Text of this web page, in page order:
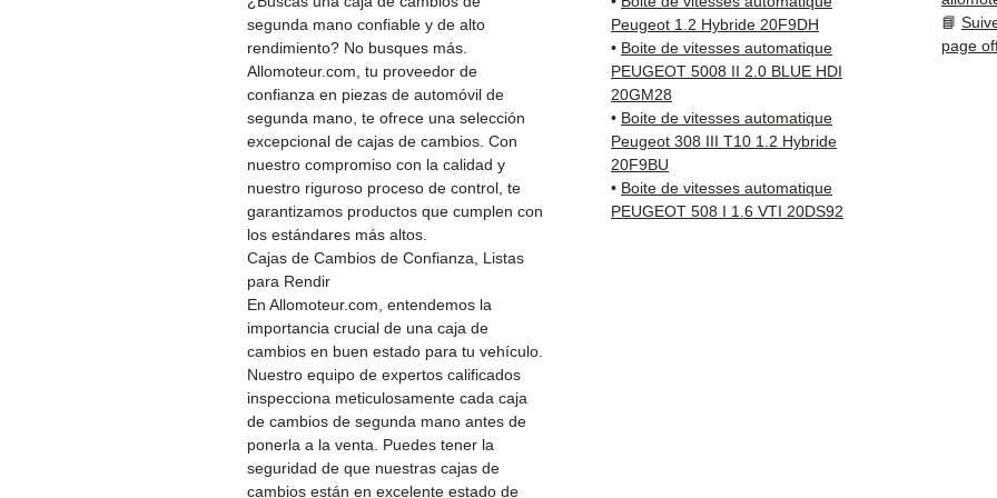
✅
segunda mano confiable y de alto
rendimiento? No busques más.
Allomoteur.com, tu proveedor de
confianza en piezas de automóvil de
segunda mano, te ofrece una selección
excepcional de cajas de cambios. Con
nuestro compromiso con la calidad y
nuestro riguroso proceso de control, te
garantizamos productos que cumplen con
los estándares más altos.
Cajas de Cambios de Confianza, Listas
para Rendir
En Allomoteur.com, entendemos la
importancia crucial de una caja de
cambios en buen estado para tu vehículo.
Nuestro equipo de expertos calificados
inspecciona meticulosamente cada caja
de cambios de segunda mano antes de
ponerla a la venta. Puedes tener la
seguridad de que nuestras cajas de
cambios están en excelente estado de
Peugeot 1.2 Hybride 20F9DH
• Boite de vitesses automatique
PEUGEOT 5008 II 2.0 BLUE HDI
20GM28
• Boite de vitesses automatique
Peugeot 308 III T10 1.2 Hybride
20F9BU
• Boite de vitesses automatique
PEUGEOT 508 I 1.6 VTI 20DS92
📘
page